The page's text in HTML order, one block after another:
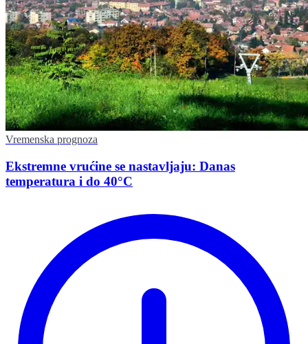
Vremenska prognoza
Ekstremne vrućine se nastavljaju: Danas
temperatura i do 40°C